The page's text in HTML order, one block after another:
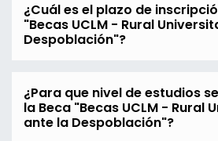
¿Cuál es el plazo de
"Becas UCLM - Rural
Despoblación"?
¿Para que nivel de estudios
la Beca "Becas UCLM - Rural
ante la Despoblación"?